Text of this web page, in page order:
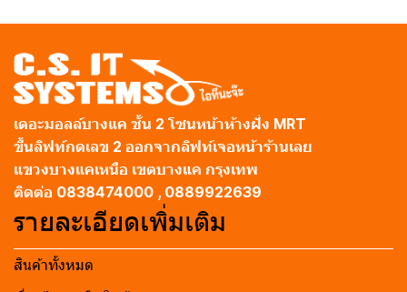
เดอะมอลล์บางแค ชั้น 2 โซนหน้าห้างฝั่ง MRT
ขึ้นลิฟท์กดเลข 2 ออกจากลิฟท์เจอหน้าร้านเลย
แขวงบางแคเหนือ เขตบางแค กรุงเทพ
ติดต่อ 0838474000 , 0889922639
รายละเอียดเพิ่มเติม
สินค้าทั้งหมด